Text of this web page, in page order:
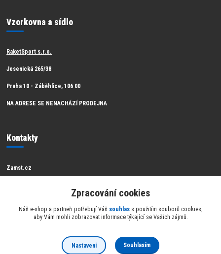
Vzorkovna a sídlo
RaketSport s.r.o.
Jesenická 265/38
Praha 10 - Záběhlice, 106 00
NA ADRESE SE NENACHÁZÍ PRODEJNA
Kontakty
Zamst.cz
Zákaznická podpora Zamst
info@raketsport.cz
Zpracování cookies
Náš e-shop a partneři potřebují Váš souhlass použitím souborů cookies,
aby Vám mohli zobrazovat informace týkající se Vašich zájmů.
Nastavení Souhlasím